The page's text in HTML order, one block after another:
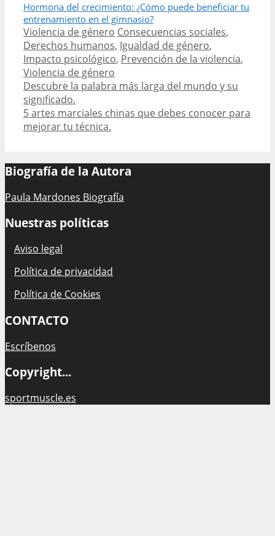
Hormona del crecimiento: ¿Cómo puede beneficiar tu
entrenamiento en el gimnasio?
Categories
Violencia de género Tags
Consecuencias sociales,
Derechos humanos, Igualdad de género,
Impacto psicológico, Prevención de la violencia,
Violencia de género
Post
navigation
Descubre la palabra más larga del mundo y su
significado.
5 artes marciales chinas que debes conocer para
mejorar tu técnica.
Biografía de la Autora
Paula Mardones Biografía
Nuestras políticas
Aviso legal
Política de privacidad
Política de Cookies
CONTACTO
Escríbenos
Copyright...
sportmuscle.es